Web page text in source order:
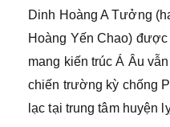
Dinh Hoàng A Tưởng
Hoàng Yến Chao)
mang kiến trúc Á Âu
chiến trường kỳ chống
lạc tại trung tâm huyện